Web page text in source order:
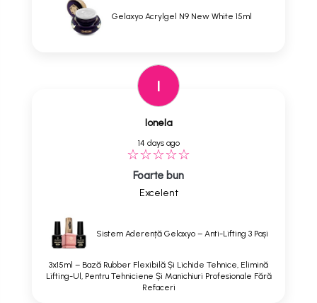
Gelaxyo Acrylgel N9 New White 15ml
I
Ionela
14 days ago
Foarte bun
Excelent
Sistem Aderență Gelaxyo – Anti-Lifting 3 Pași
3x15ml – Bază Rubber Flexibilă Și Lichide Tehnice, Elimină
Lifting-Ul, Pentru Tehniciene Și Manichiuri Profesionale Fără
Refaceri